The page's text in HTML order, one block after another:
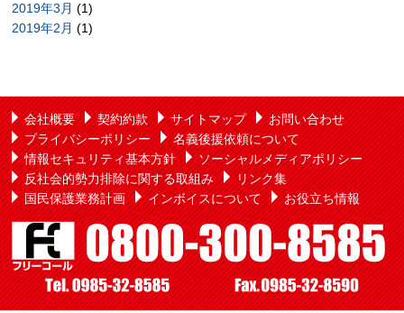
2019年3月 (1)
2019年2月 (1)
会社概要 契約約款 サイトマップ
お問い合わせ
プライバシーポリシー
名義後援依頼について
情報セキュリティ基本方針
ソーシャルメディアポリシー
反社会的勢力排除に関する取組み
リンク集
国民保護業務計画
インボイスについて お役立ち情報